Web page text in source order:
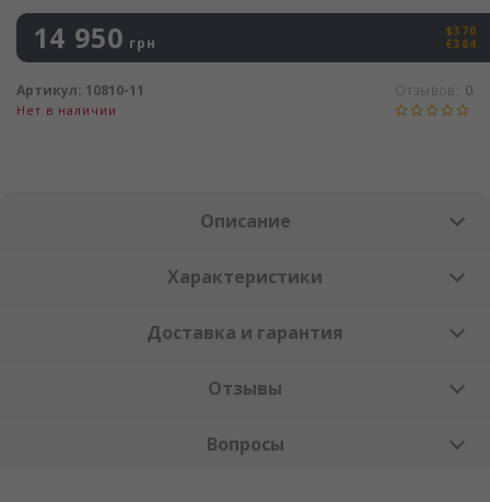
14 950 грн
$370
€364
Нет в наличии
Отзывов: 0
Артикул: 10810-11
Описание
Характеристики
Доставка и гарантия
Отзывы
Вопросы